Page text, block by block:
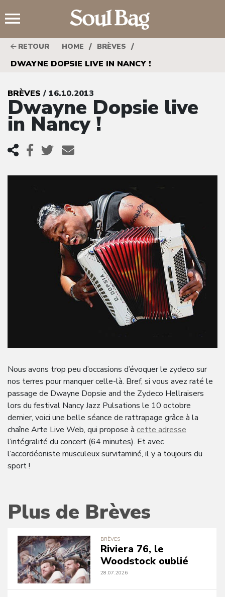
RETOUR HOME / BRÈVES /
DWAYNE DOPSIE LIVE IN NANCY !
BRÈVES / 16.10.2013
Dwayne Dopsie live
in Nancy !
Nous avons trop peu d’occasions d’évoquer le zydeco sur
nos terres pour manquer celle-là. Bref, si vous avez raté le
passage de Dwayne Dopsie and the Zydeco Hellraisers
lors du festival Nancy Jazz Pulsations le 10 octobre
dernier, voici une belle séance de rattrapage grâce à la
chaîne Arte Live Web, qui propose à cette adresse
l’intégralité du concert (64 minutes). Et avec
l’accordéoniste musculeux survitaminé, il y a toujours du
sport !
Plus de Brèves
BRÈVES
Riviera 76, le
Woodstock oublié
28.07.2026